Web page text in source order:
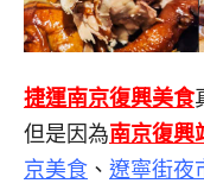
捷運南京復興美食
但是因為南京復興
京美食 、 遼寧街夜